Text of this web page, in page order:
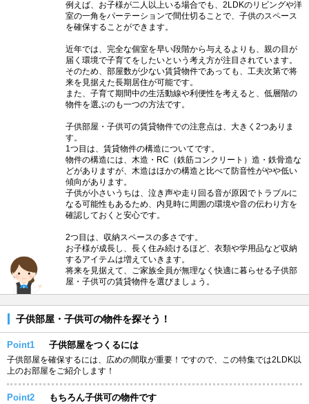
例えば、お子様が二人以上いる場合でも、2LDKのリビングや洋
室の一角をパーテーションで間仕切ることで、子供のスペース
を確保することができます。
近年では、完全な個室を早い段階から与えるよりも、親の目が
届く環境で子育てをしたいという考え方が注目されています。
そのため、部屋数が少ない賃貸物件であっても、工夫次第で将
来を見据えた長期居住が可能です。
また、子育て期間中の生活動線や利便性を考えると、低層階の
物件を選ぶのも一つの方法です。
子供部屋・子供可の賃貸物件での注意点は、大きく2つありま
す。
1つ目は、賃貸物件の構造についてです。
物件の構造には、木造・RC（鉄筋コンクリート）造・鉄骨造な
どがありますが、木造はほかの構造と比べて防音性がやや低い
傾向があります。
子供が小さいうちは、泣き声や走り回る音が原因でトラブルに
なる可能性もあるため、内見時に周囲の環境や音の伝わり方を
確認しておくと安心です。
2つ目は、収納スペースの多さです。
お子様が成長し、長く住み続けるほど、衣類や学用品など収納
するアイテムは増えていきます。
将来を見据えて、ご家族全員が無理なく快適に暮らせる子供部
屋・子供可の賃貸物件を選びましょう。
子供部屋・子供可の物件を探そう！
Point1 子供部屋をつくるには
子供部屋を確保するには、広めの間取が重要！ですので、この特集では2LDK以
上のお部屋をご紹介します！
Point2 もちろん子供可の物件です